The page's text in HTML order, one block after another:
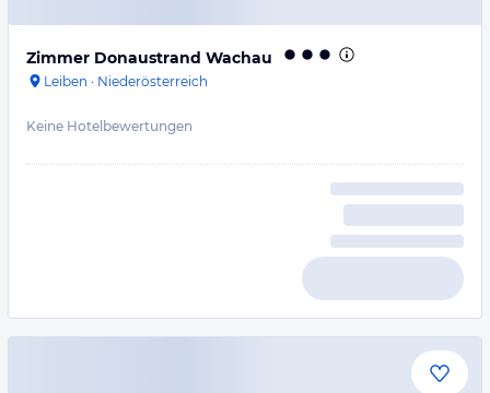
Zimmer Donaustrand Wachau
Leiben · Niederösterreich
Keine Hotelbewertungen